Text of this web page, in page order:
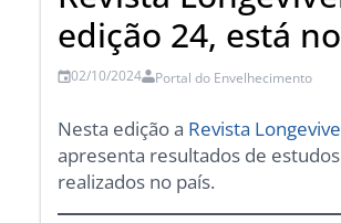
edição 24, está
02/10/2024 Portal do Envelhecimento
Nesta edição a Revista
apresenta resultados de
realizados no país.